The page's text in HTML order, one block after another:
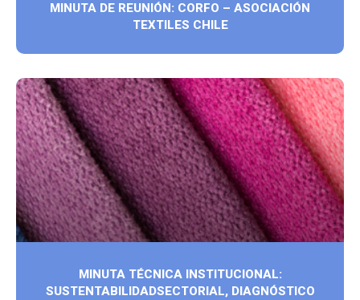
MINUTA DE REUNIÓN: CORFO – ASOCIACIÓN
TEXTILES CHILE
MINUTA TÉCNICA INSTITUCIONAL:
SUSTENTABILIDADSECTORIAL, DIAGNÓSTICO